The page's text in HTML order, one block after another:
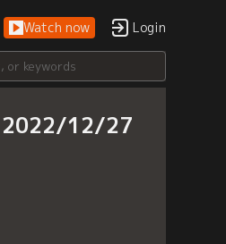
Watch now Login
2022/12/27